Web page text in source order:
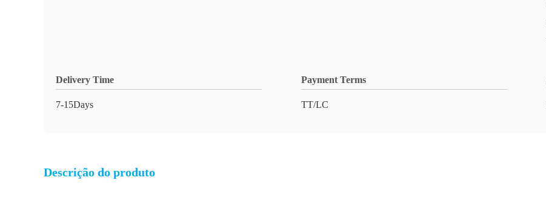
Delivery Time
7-15Days
Payment Terms
TT/LC
Descrição do produto